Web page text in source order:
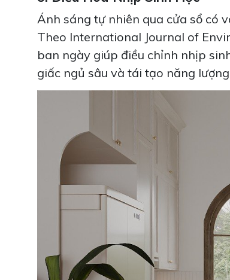
Ánh sáng tự nhiên qua cửa sổ có
Theo International Journal of
ban ngày giúp điều chỉnh nhịp
giấc ngủ sâu và tái tạo năng